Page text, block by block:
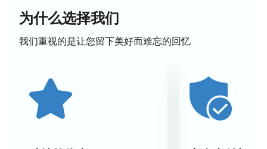
15.00—— 16.45—— 女子自由项目
17:00 – 18.15—— 双人，免费节目
18.30—— 20:00—— 冰舞、节奏舞
比赛日期和时间可能会发生变化。
观众将欣赏到俄罗斯最好的花样滑冰运动员的表演，他
们为比赛准备了新的滑冰项目。
购买俄罗斯大奖赛第六
赛段“莫斯科金马”门票
花样滑冰现已在我们的网站上提
为什么选择我们
我们重视的是让您留下美好而难忘的回忆